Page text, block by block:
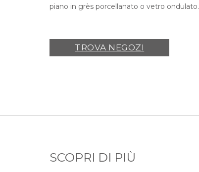
piano in grès porcellanato o vetro ondulato.
TROVA NEGOZI
SCOPRI DI PIÙ